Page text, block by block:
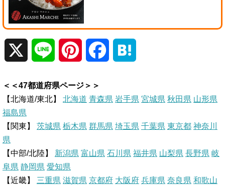
n n c t
＜＜47都道府県ページ＞＞
【北海道/東北】 北海道 青森県 岩手県 宮城県 秋田県 山形県
福島県
【関東】 茨城県 栃木県 群馬県 埼玉県 千葉県 東京都 神奈川
県
【中部/北陸】 新潟県 富山県 石川県 福井県 山梨県 長野県 岐
阜県 静岡県 愛知県
【近畿】 三重県 滋賀県 京都府 大阪府 兵庫県 奈良県 和歌山